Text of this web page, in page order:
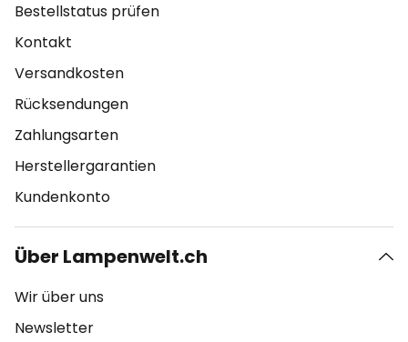
Bestellstatus prüfen
Kontakt
Versandkosten
Rücksendungen
Zahlungsarten
Herstellergarantien
Kundenkonto
Über Lampenwelt.ch
Wir über uns
Newsletter